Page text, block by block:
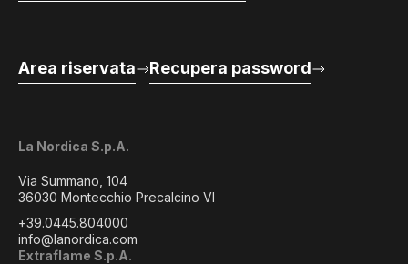
La Nordica S.p.A.
Via Summano, 104
36030 Montecchio Precalcino VI
+39.0445.804000
info@lanordica.com
Extraflame S.p.A.
Area riservata Recupera password